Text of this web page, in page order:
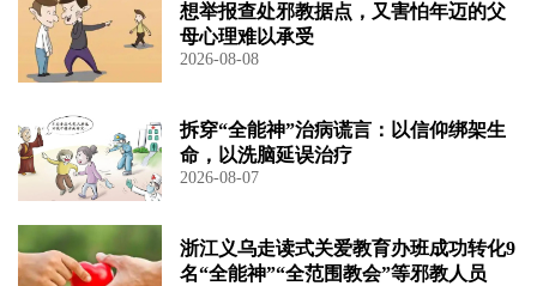
想举报查处邪教据点，又害怕年迈的父
母心理难以承受
2026-08-08
拆穿“全能神”治病谎言：以信仰绑架生
命，以洗脑延误治疗
2026-08-07
浙江义乌走读式关爱教育办班成功转化9
名“全能神”“全范围教会”等邪教人员